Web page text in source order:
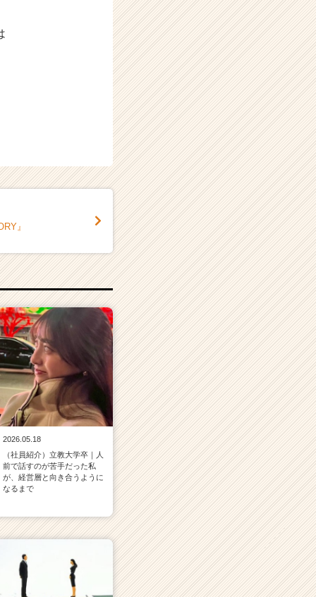
』
2026.05.18
（社員紹介）立教大学卒｜人
前で話すのが苦手だった私
が、経営層と向き合うように
なるまで